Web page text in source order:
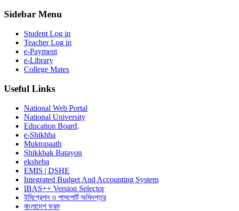
Sidebar Menu
Student Log in
Teacher Log in
e-Payment
e-Library
College Mates
Useful Links
National Web Portal
National University
Education Board,
e-Shikhha
Muktopaath
Shikkhak Batayon
eksheba
EMIS | DSHE
Integrated Budget And Accounting System
IBAS++ Version Selector
ইমিগ্রেশন ও পাসপোর্ট অধিদপ্তর
বাংলাদেশ ফরম